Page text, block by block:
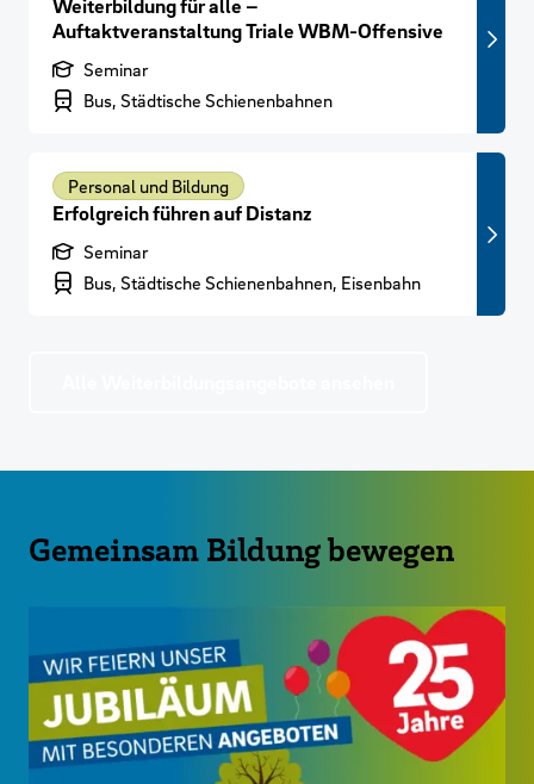
Weiterbildung für alle –
Auftaktveranstaltung Triale WBM-Offensive
Produktart
Seminar
Branchenbereich
Bus, Städtische Schienenbahnen
Personal und Bildung
Erfolgreich führen auf Distanz
Produktart
Seminar
Branchenbereich
Bus, Städtische Schienenbahnen, Eisenbahn
Gemeinsam Bildung bewegen